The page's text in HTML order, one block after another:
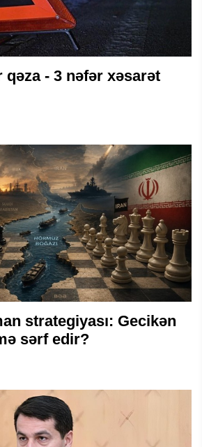
qəza - 3 nəfər xəsarət
strategiyası: Gecikən
sərf edir?